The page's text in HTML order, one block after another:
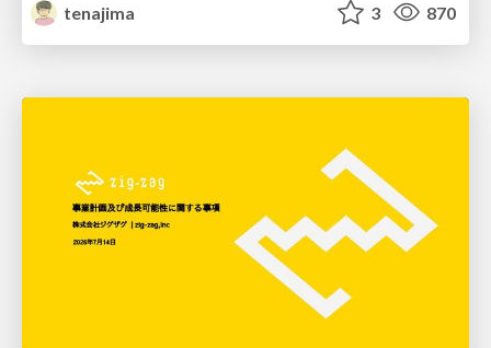
tenajima
3 870